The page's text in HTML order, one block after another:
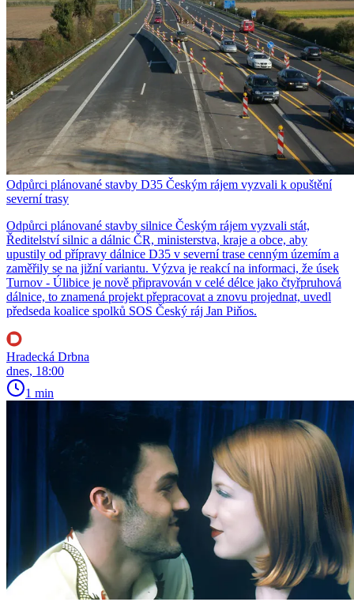
Odpůrci plánované stavby D35 Českým rájem vyzvali k opuštění
severní trasy
Odpůrci plánované stavby silnice Českým rájem vyzvali stát,
Ředitelství silnic a dálnic ČR, ministerstva, kraje a obce, aby
upustily od přípravy dálnice D35 v severní trase cenným územím a
zaměřily se na jižní variantu. Výzva je reakcí na informaci, že úsek
Turnov - Úlibice je nově připravován v celé délce jako čtyřpruhová
dálnice, to znamená projekt přepracovat a znovu projednat, uvedl
předseda koalice spolků SOS Český ráj Jan Piňos.
Hradecká Drbna
dnes, 18:00
1 min